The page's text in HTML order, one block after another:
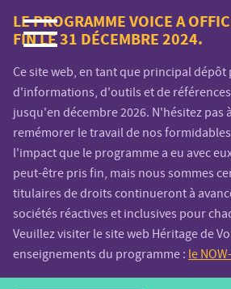
Voice.Global
website
LE PROGRAMME VOICE A
FIN LE 31 DÉCEMBRE 2024.
Ce site web, en tant que principal dépôt
d'informations, d'outils et de
jusqu'en décembre 2026. N'hésitez pas
remémorer le travail de nos
l'impact que le programme a eu avec
peut-être pris fin, mais nous sommes
titulaires de droits continueront à
sociétés réactives et inclusives pour
Veuillez visiter le site web Héritage de
enseignements du programme : le